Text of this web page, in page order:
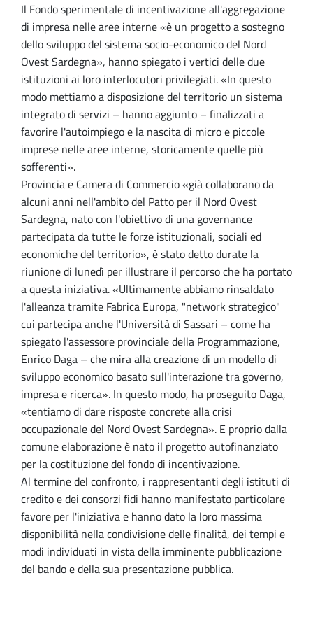
Il Fondo sperimentale di incentivazione all'aggregazione
di impresa nelle aree interne «è un progetto a sostegno
dello sviluppo del sistema socio-economico del Nord
Ovest Sardegna», hanno spiegato i vertici delle due
istituzioni ai loro interlocutori privilegiati. «In questo
modo mettiamo a disposizione del territorio un sistema
integrato di servizi – hanno aggiunto – finalizzati a
favorire l'autoimpiego e la nascita di micro e piccole
imprese nelle aree interne, storicamente quelle più
sofferenti».
Provincia e Camera di Commercio «già collaborano da
alcuni anni nell'ambito del Patto per il Nord Ovest
Sardegna, nato con l'obiettivo di una governance
partecipata da tutte le forze istituzionali, sociali ed
economiche del territorio», è stato detto durate la
riunione di lunedì per illustrare il percorso che ha portato
a questa iniziativa. «Ultimamente abbiamo rinsaldato
l'alleanza tramite Fabrica Europa, "network strategico"
cui partecipa anche l'Università di Sassari – come ha
spiegato l'assessore provinciale della Programmazione,
Enrico Daga – che mira alla creazione di un modello di
sviluppo economico basato sull'interazione tra governo,
impresa e ricerca». In questo modo, ha proseguito Daga,
«tentiamo di dare risposte concrete alla crisi
occupazionale del Nord Ovest Sardegna». E proprio dalla
comune elaborazione è nato il progetto autofinanziato
per la costituzione del fondo di incentivazione.
Al termine del confronto, i rappresentanti degli istituti di
credito e dei consorzi fidi hanno manifestato particolare
favore per l'iniziativa e hanno dato la loro massima
disponibilità nella condivisione delle finalità, dei tempi e
modi individuati in vista della imminente pubblicazione
del bando e della sua presentazione pubblica.